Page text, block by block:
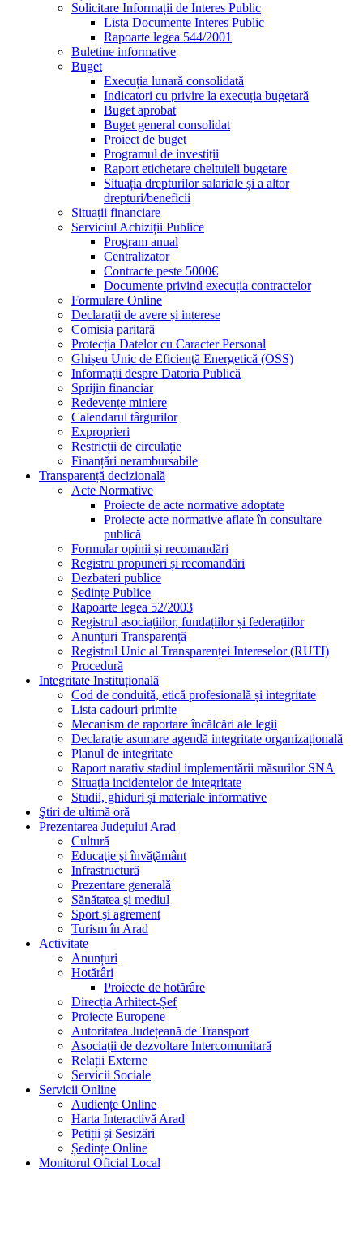
Solicitare Informații de Interes Public
Lista Documente Interes Public
Rapoarte legea 544/2001
Buletine informative
Buget
Execuția lunară consolidată
Indicatori cu privire la execuția bugetară
Buget aprobat
Buget general consolidat
Proiect de buget
Programul de investiții
Raport etichetare cheltuieli bugetare
Situația drepturilor salariale și a altor
drepturi/beneficii
Situații financiare
Serviciul Achiziții Publice
Program anual
Centralizator
Contracte peste 5000€
Documente privind execuția contractelor
Formulare Online
Declarații de avere și interese
Comisia paritară
Protecția Datelor cu Caracter Personal
Ghișeu Unic de Eficienţă Energetică (OSS)
Informaţii despre Datoria Publică
Sprijin financiar
Redevențe miniere
Calendarul târgurilor
Exproprieri
Restricții de circulație
Finanțări nerambursabile
Transparență decizională
Acte Normative
Proiecte de acte normative adoptate
Proiecte acte normative aflate în consultare
publică
Formular opinii și recomandări
Registru propuneri și recomandări
Dezbateri publice
Ședințe Publice
Rapoarte legea 52/2003
Registrul asociațiilor, fundațiilor și federațiilor
Anunțuri Transparență
Registrul Unic al Transparenței Intereselor (RUTI)
Procedură
Integritate Instituțională
Cod de conduită, etică profesională și integritate
Lista cadouri primite
Mecanism de raportare încălcări ale legii
Declarație asumare agendă integritate organizațională
Planul de integritate
Raport narativ stadiul implementării măsurilor SNA
Situația incidentelor de integritate
Studii, ghiduri și materiale informative
Ştiri de ultimă oră
Prezentarea Judeţului Arad
Cultură
Educaţie şi învăţământ
Infrastructură
Prezentare generală
Sănătatea şi mediul
Sport şi agrement
Turism în Arad
Activitate
Anunțuri
Hotărâri
Proiecte de hotărâre
Direcția Arhitect-Șef
Proiecte Europene
Autoritatea Județeană de Transport
Asociații de dezvoltare Intercomunitară
Relații Externe
Servicii Sociale
Servicii Online
Audiențe Online
Harta Interactivă Arad
Petiții și Sesizări
Ședințe Online
Monitorul Oficial Local